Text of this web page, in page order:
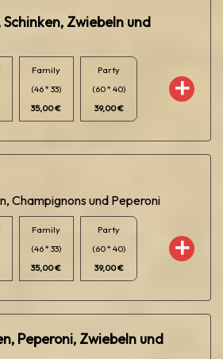
Zwiebeln und
Family
(46 * 33)
35,00 €
Party
(60 * 40)
39,00 €
Champignons und Peperoni
Family
(46 * 33)
35,00 €
Party
(60 * 40)
39,00 €
Peperoni, Zwiebeln und